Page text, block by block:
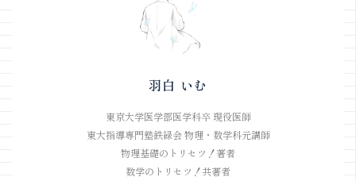
羽白 いむ
東京大学医学部医学科卒 現役医師
東大指導専門塾鉄緑会 物理・数学科元講師
物理基礎のトリセツ！著者
数学のトリセツ！共著者